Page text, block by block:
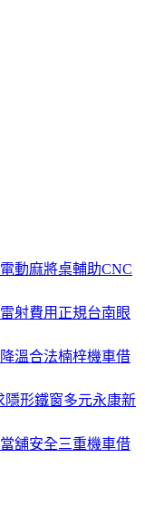
動麻將桌輔助CNC
射費用正規台南眼
溫合法楠梓機車借
隱形鐵窗多元永康新
舖安全三重機車借